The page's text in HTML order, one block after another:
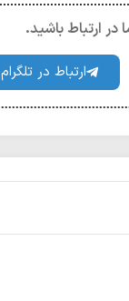
در ارتباط باشید.
ارتباط در تلگرام